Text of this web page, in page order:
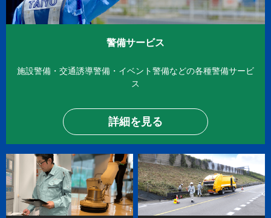
警備サービス
施設警備・交通誘導警備・イベント警備などの各種警備サービ
ス
詳細を見る